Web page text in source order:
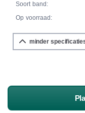
Soort band:
Op voorraad:
minder